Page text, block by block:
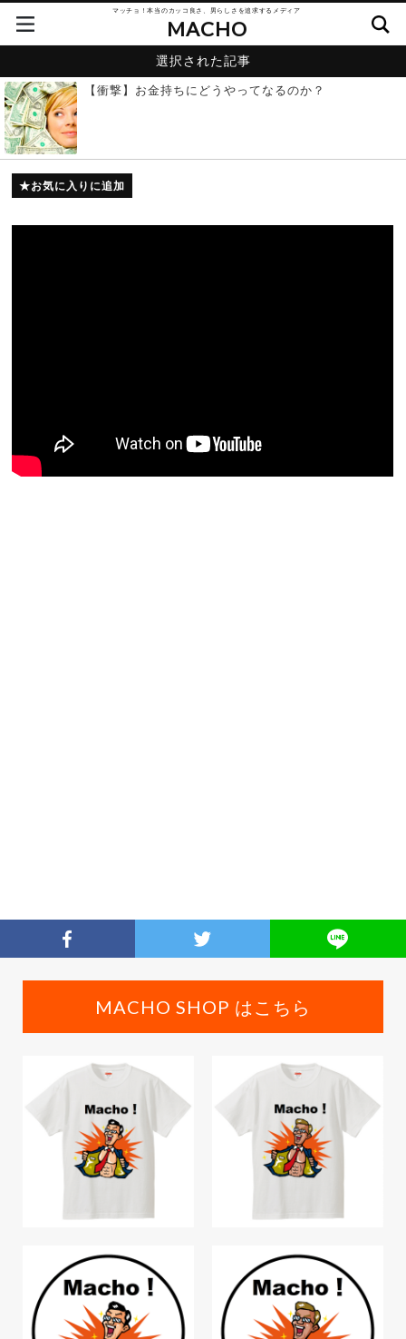
マッチョ！本当のカッコ良さ、男らしさを追求するメディア
MACHO
選択された記事
【衝撃】お金持ちにどうやってなるのか？
お気に入りに追加
MACHO SHOP はこちら